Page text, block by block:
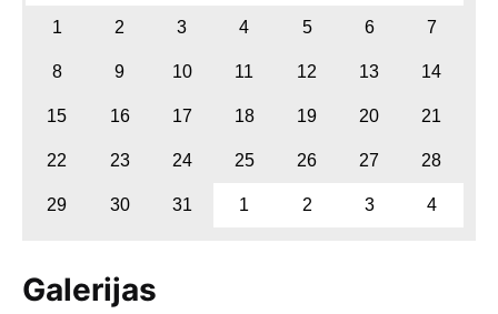
1 2 3 4 5 6 7
8 9 10 11 12 13 14
15 16 17 18 19 20 21
22 23 24 25 26 27 28
29 30 31 1 2 3 4
Galerijas